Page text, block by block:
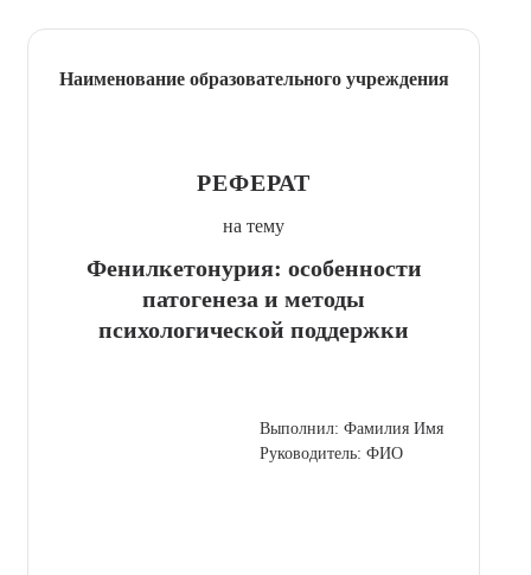
Наименование образовательного учреждения
РЕФЕРАТ
на тему
Фенилкетонурия: особенности
патогенеза и методы
психологической поддержки
Выполнил: Фамилия Имя
Руководитель: ФИО